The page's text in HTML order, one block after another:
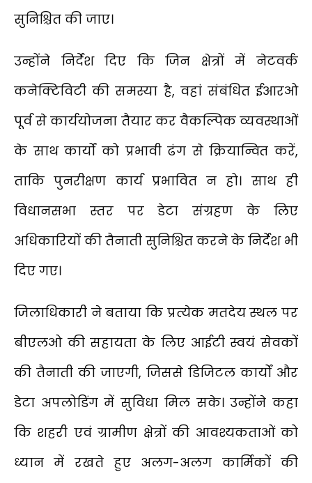
सुनिश्चित की जाए।
उन्होंने निर्देश दिए कि जिन क्षेत्रों में नेटवर्क
कनेक्टिविटी की समस्या है, वहां संबंधित ईआरओ
पूर्व से कार्ययोजना तैयार कर वैकल्पिक व्यवस्थाओं
के साथ कार्यों को प्रभावी ढंग से क्रियान्वित करें,
ताकि पुनरीक्षण कार्य प्रभावित न हो। साथ ही
विधानसभा स्तर पर डेटा संग्रहण के लिए
अधिकारियों की तैनाती सुनिश्चित करने के निर्देश भी
दिए गए।
जिलाधिकारी ने बताया कि प्रत्येक मतदेय स्थल पर
बीएलओ की सहायता के लिए आईटी स्वयं सेवकों
की तैनाती की जाएगी, जिससे डिजिटल कार्यों और
डेटा अपलोडिंग में सुविधा मिल सके। उन्होंने कहा
कि शहरी एवं ग्रामीण क्षेत्रों की आवश्यकताओं को
ध्यान में रखते हुए अलग-अलग कार्मिकों की